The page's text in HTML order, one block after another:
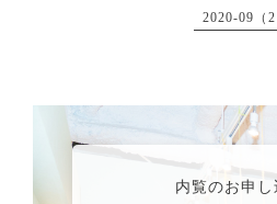
2020-09（2
内覧のお申